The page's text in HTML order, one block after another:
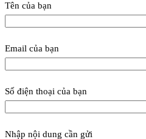
Tên của bạn
Email của bạn
Số điện thoại của bạn
Nhập nội dung cần gửi